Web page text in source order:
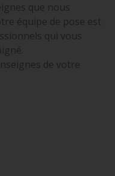
que nous
équipe de pose est
qui vous
de votre